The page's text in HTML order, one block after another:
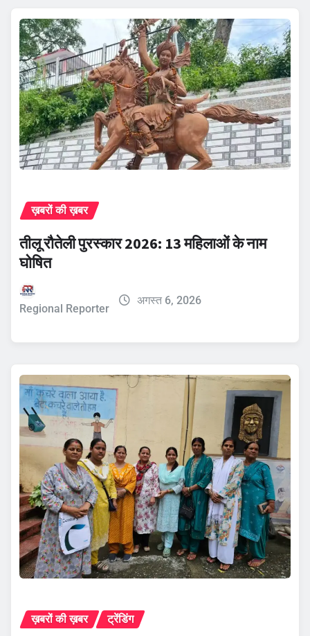
ख़बरों की ख़बर
तीलू रौतेली पुरस्कार 2026: 13 महिलाओं के नाम
घोषित
Regional Reporter
अगस्त 6, 2026
ख़बरों की ख़बर ट्रेंडिंग